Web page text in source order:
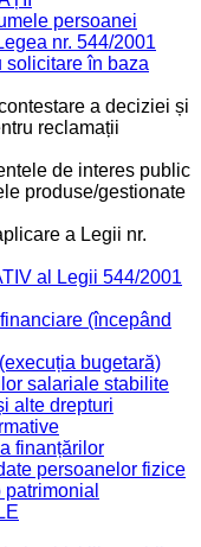
persoanei
nr. 544/2001
solicitare în baza
a deciziei și
reclamații
de interes public
produse/gestionate
a Legii nr.
al Legii 544/2001
(începând
bugetară)
salariale stabilite
alte drepturi
finanțărilor
persoanelor fizice